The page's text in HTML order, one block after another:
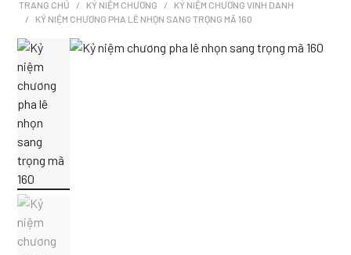
TRANG CHỦ KỶ NIỆM CHƯƠNG
KỶ NIỆM CHƯƠNG VINH DANH
KỶ NIỆM CHƯƠNG PHA LÊ NHỌN SANG TRỌNG MÃ 160